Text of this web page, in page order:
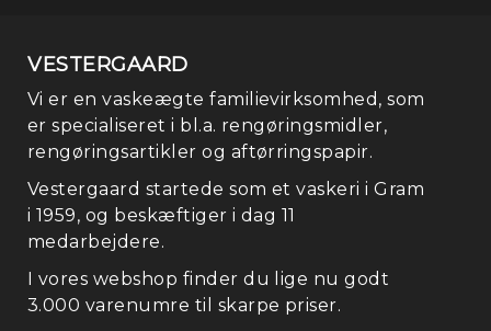
VESTERGAARD
Vi er en vaskeægte familievirksomhed, som
er specialiseret i bl.a. rengøringsmidler,
rengøringsartikler og aftørringspapir.
Vestergaard startede som et vaskeri i Gram
i 1959, og beskæftiger i dag 11
medarbejdere.
I vores webshop finder du lige nu godt
3.000 varenumre til skarpe priser.